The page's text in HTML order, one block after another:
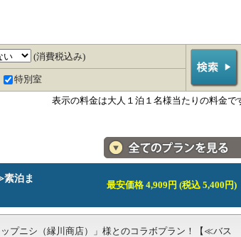
(消費税込み)
特別室
表示の料金は大人１泊１名様当たりの料金で
料金・宿泊プラン一覧
泊ま
最安価格 4,909円 (税込 5,400円)
プニシ（縁川商店）」様とのコラボプラン！【≪バス